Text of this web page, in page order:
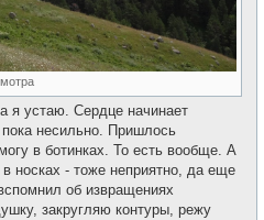
я устаю. Сердце начинает
несильно. Пришлось
в ботинках. То есть вообще. А
носках - тоже неприятно, да еще
об извращениях
закругляю контуры, режу